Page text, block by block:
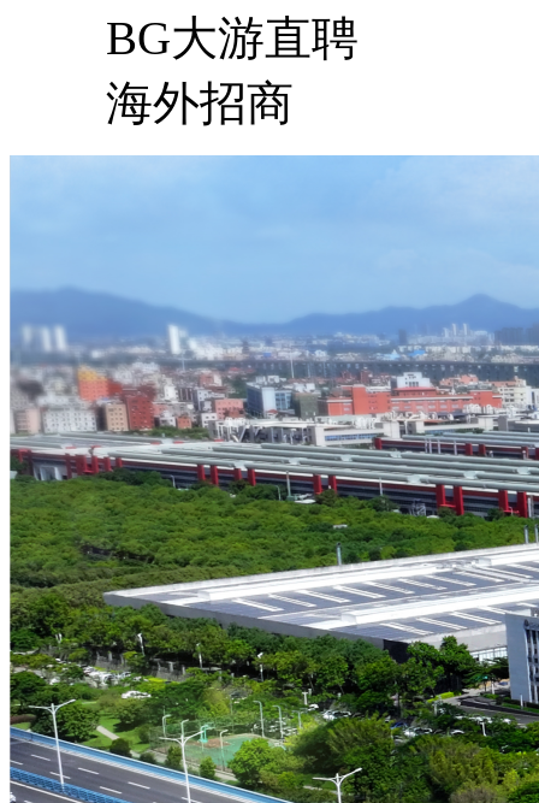
BG大游直聘
海外招商